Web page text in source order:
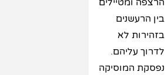
הרצפה ומטיילים
בין הרעשנים
בזהירות לא
לדרוך עליהם.
נפסקת המוסיקה